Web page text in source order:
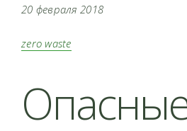
20 февраля 2018
zero waste